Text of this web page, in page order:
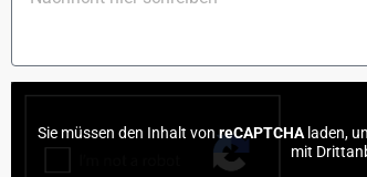
Sie müssen den Inhalt vonreCAPTCHA laden,
mit